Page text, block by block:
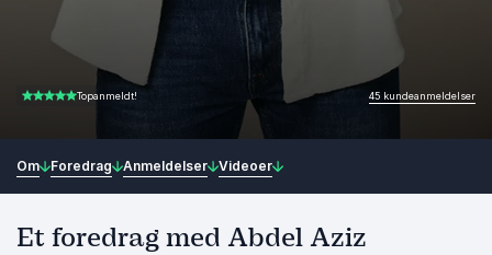
4.84 ud af 5Topanmeldt! 45 kundeanmeldelser
Om Foredrag Anmeldelser Videoer
Et foredrag med Abdel Aziz